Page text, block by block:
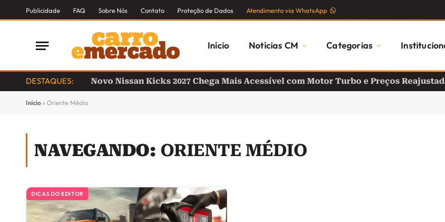
Publicidade FAQ Sobre Nós Contato Proteção de Dados Atendimento via WhatsApp
Início Notícias CM Categorias
DESTAQUES: Novo Nissan Kicks 2027 Chega Mais Acessível com Motor Turbo e Preços
Início » Oriente Médio
NAVEGANDO: ORIENTE MÉDIO
DICAS DO EDITOR